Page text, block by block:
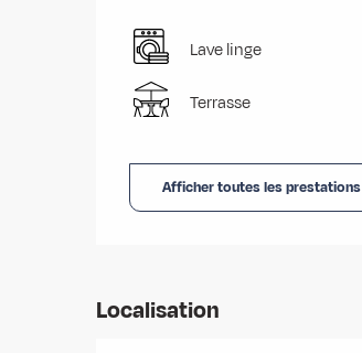
Lave linge
Terrasse
Afficher toutes les prestations
Localisation